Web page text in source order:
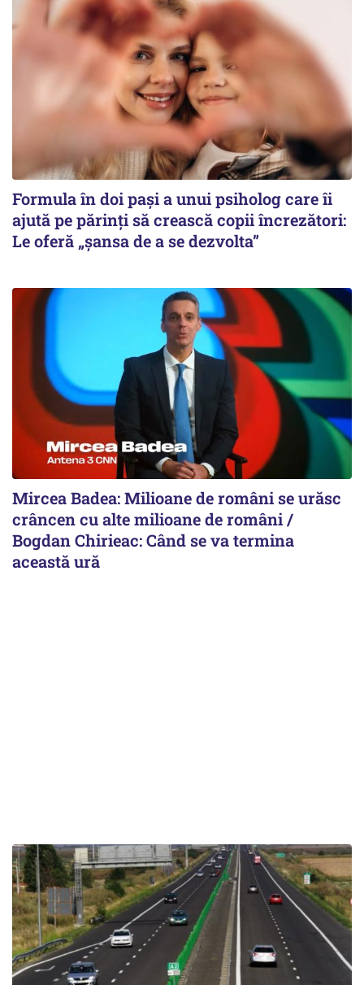
Formula în doi pași a unui psiholog care îi
ajută pe părinți să crească copii încrezători:
Le oferă „șansa de a se dezvolta”
Mircea Badea: Milioane de români se urăsc
crâncen cu alte milioane de români /
Bogdan Chirieac: Când se va termina
această ură